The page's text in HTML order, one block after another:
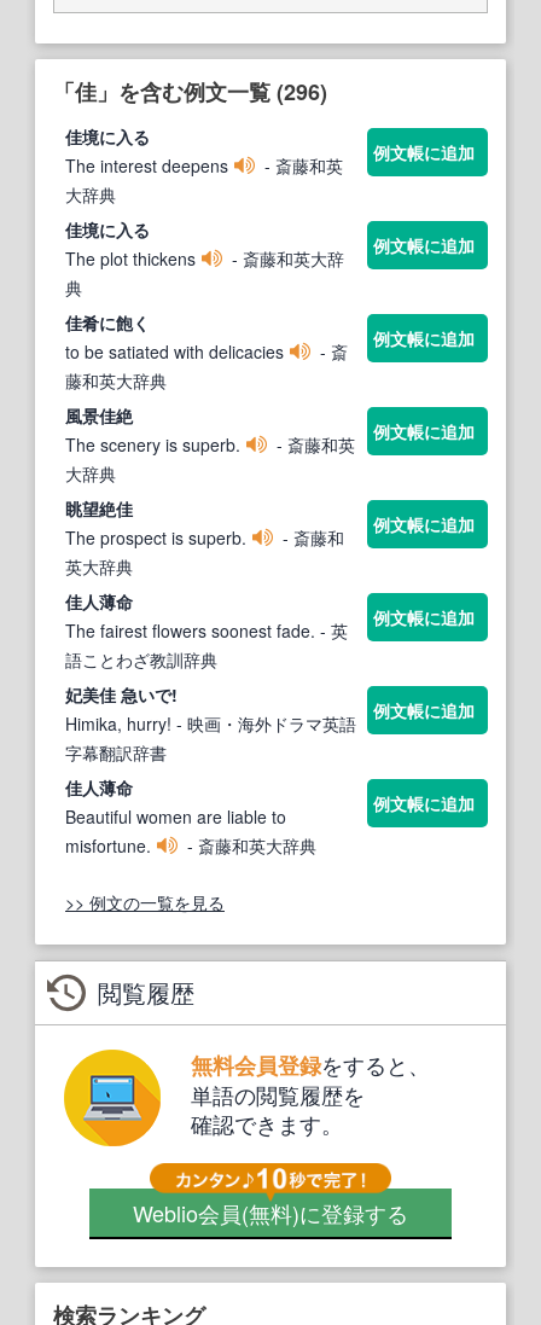
「佳」を含む例文一覧 (296)
佳境に入る
The interest deepens
- 斎藤和英
大辞典
例文帳に追加
佳境に入る
The plot thickens
- 斎藤和英大辞
典
例文帳に追加
佳肴に飽く
to be satiated with delicacies
- 斎
藤和英大辞典
例文帳に追加
風景佳絶
The scenery is superb.
- 斎藤和英
大辞典
例文帳に追加
眺望絶佳
The prospect is superb.
- 斎藤和
英大辞典
例文帳に追加
佳人薄命
The fairest flowers soonest fade. - 英
語ことわざ教訓辞典
例文帳に追加
妃美佳 急いで!
Himika, hurry! - 映画・海外ドラマ英語
字幕翻訳辞書
例文帳に追加
佳人薄命
Beautiful women are liable to
misfortune.
- 斎藤和英大辞典
例文帳に追加
>> 例文の一覧を見る
閲覧履歴
無料会員登録をすると、
単語の閲覧履歴を
確認できます。
Weblio会員(無料)に登録する
検索ランキング